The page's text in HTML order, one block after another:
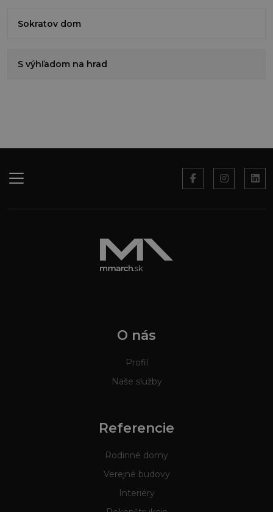
Sokratov dom
S výhľadom na hrad
O nás
Profil
Naše služby
Referencie
Rodinné domy
Verejné budovy
Interiéry